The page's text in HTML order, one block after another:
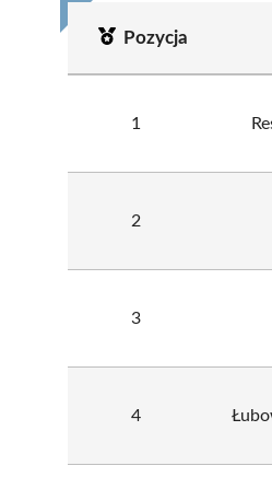
Pozycja
1
2
3
4